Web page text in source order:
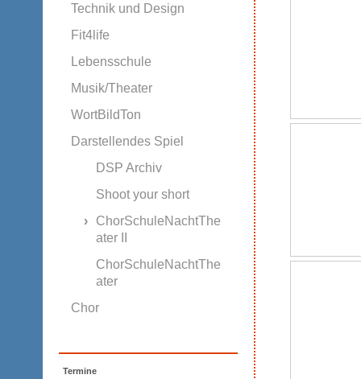
Technik und Design
Fit4life
Lebensschule
Musik/Theater
WortBildTon
Darstellendes Spiel
DSP Archiv
Shoot your short
ChorSchuleNachtThe
ater II
ChorSchuleNachtThe
ater
Chor
Termine